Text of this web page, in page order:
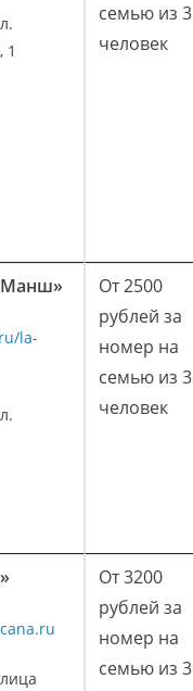
1
семью из 3
человек
Манш»
la-
От 2500
рублей за
номер на
семью из 3
человек
От 3200
рублей за
номер на
семью из 3